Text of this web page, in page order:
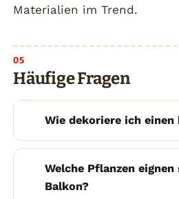
Materialien im Trend.
Häufige Fragen
Wie dekoriere ich einen
Welche Pflanzen
Balkon?